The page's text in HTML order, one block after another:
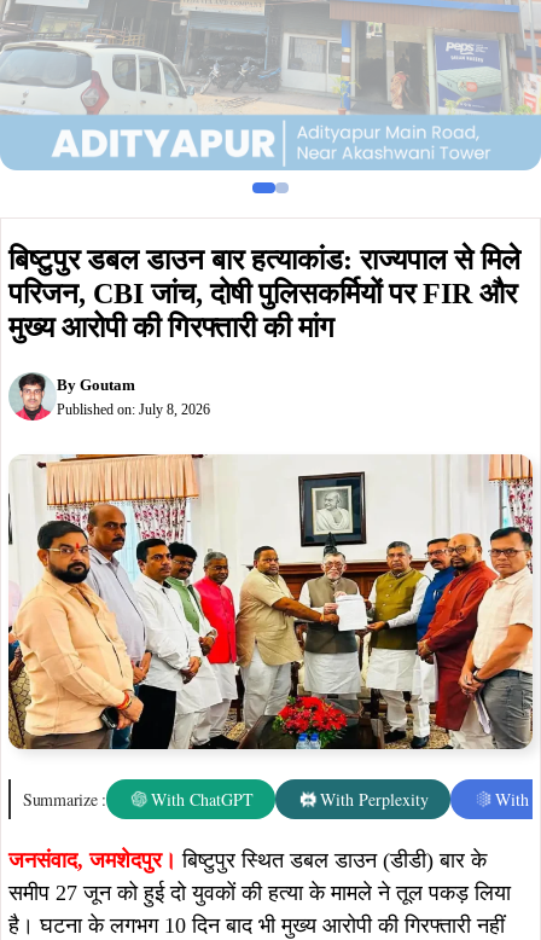
बिष्टुपुर डबल डाउन बार हत्याकांड: राज्यपाल से मिले
परिजन, CBI जांच, दोषी पुलिसकर्मियों पर FIR और
मुख्य आरोपी की गिरफ्तारी की मांग
By Goutam
Published on: July 8, 2026
Summarize : With ChatGPT With Perplexity With
जनसंवाद, जमशेदपुर। बिष्टुपुर स्थित डबल डाउन (डीडी) बार के
समीप 27 जून को हुई दो युवकों की हत्या के मामले ने तूल पकड़ लिया
है। घटना के लगभग 10 दिन बाद भी मुख्य आरोपी की गिरफ्तारी नहीं